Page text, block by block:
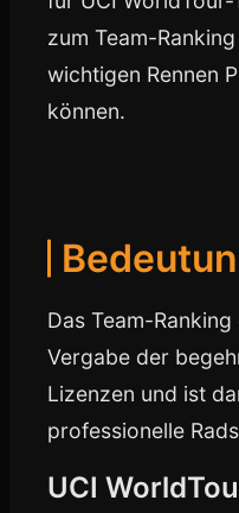
zum Team-
wichtigen Rennen
können.
Das Team-
Vergabe der
Lizenzen und ist
professionelle
UCI